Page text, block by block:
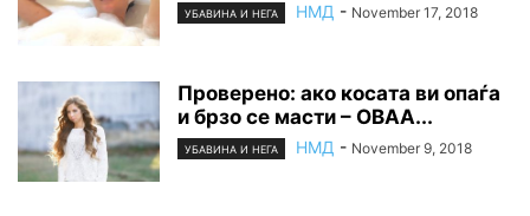
УБАВИНА И НЕГА НМД - November 17, 2018
Проверено: ако косата ви опаѓа
и брзо се масти – ОВАА...
УБАВИНА И НЕГА НМД - November 9, 2018